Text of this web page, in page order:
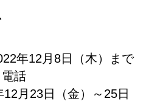
年12月8日（木）まで
話
月23日（金）～25日